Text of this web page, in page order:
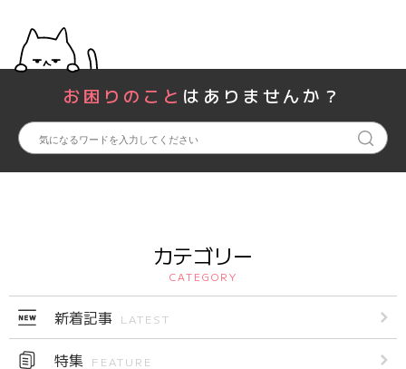
お困りのこと はありませんか？
カテゴリー
CATEGORY
新着記事 LATEST
特集 FEATURE